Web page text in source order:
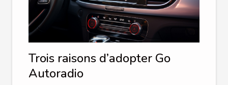
Trois raisons d’adopter Go
Autoradio